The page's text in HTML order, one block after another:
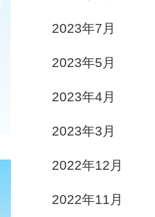
2023年7月
2023年5月
2023年4月
2023年3月
2022年12月
2022年11月